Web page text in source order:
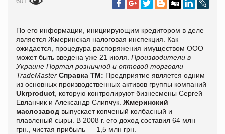
По его информации, инициирующим кредитором в деле
является Жмеринская налоговая инспекция. Как
ожидается, процедура распоряжения имуществом ООО
может быть введена уже 21 июля. Производители в
Украине Портал розничной и оптовой торговли
TradeMaster Справка ТМ: Предприятие является одним
из основных производственных активов группы компаний
Ukrproduct , которую контролируют бизнесмены Сергей
Евланчик и Александр Слипчук. Жмеринский
маслозавод выпускает копченый колбасный и
плавленый сыры. В 2008 г. его доход составил 64 млн
грн., чистая прибыль — 1,5 млн грн.